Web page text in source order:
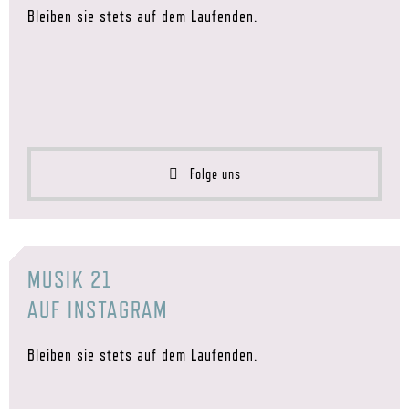
Bleiben sie stets auf dem Laufenden.
Folge uns
MUSIK 21
AUF INSTAGRAM
Bleiben sie stets auf dem Laufenden.